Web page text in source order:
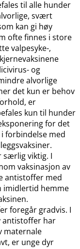
til alle hunder
svært
kan gi høy
ofte finnes i store
valpesyke-,
og
alvorlige
det kun er behov
er
kun til hunder
for det
forbindelse med
særlig viktig. I
vaksinasjon av
antistoffer med
imidlertid hemme
foregår gradvis. I
antistoffer har
maternale
er unge dyr